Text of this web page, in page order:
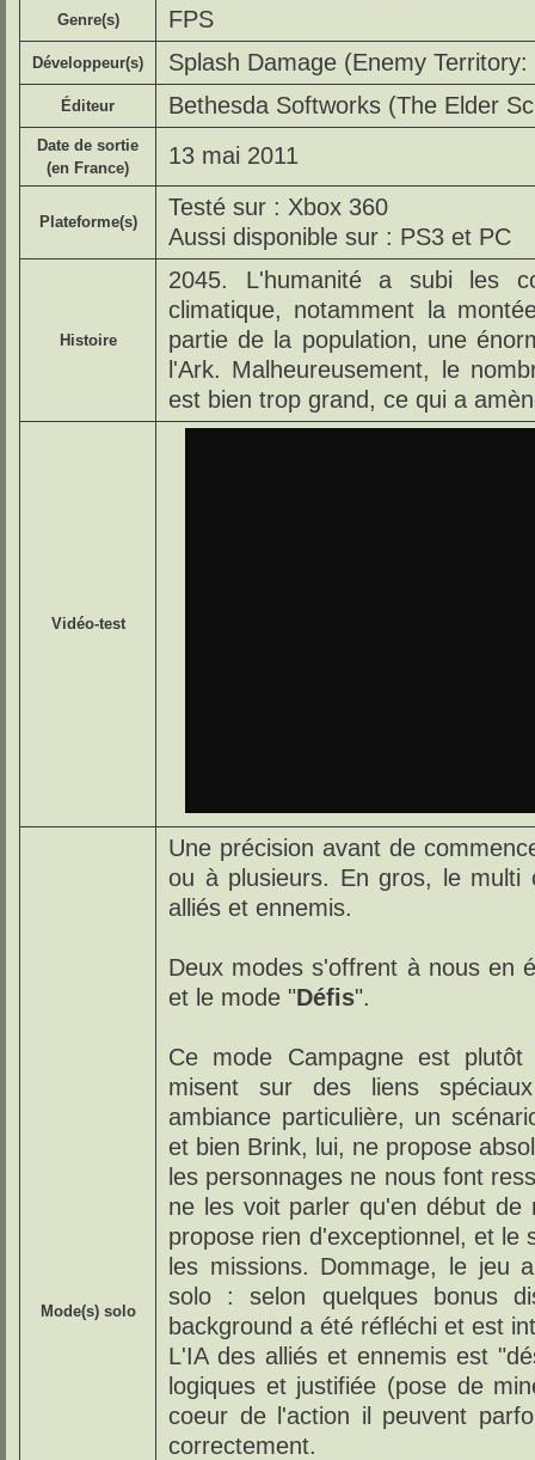
Genre(s) FPS
Développeur(s) Splash Damage (Enemy
Éditeur Bethesda Softworks (The Elder
Date de sortie
(en France)
13 mai 2011
Plateforme(s)
Testé sur : Xbox 360
Aussi disponible sur : PS3 et PC
Histoire
2045. L'humanité a subi les
climatique, notamment la
partie de la population, une
l'Ark. Malheureusement, le
est bien trop grand, ce qui a
Vidéo-test
Mode(s) solo
Une précision avant de
ou à plusieurs. En gros, le multi
alliés et ennemis.
Deux modes s'offrent à nous en
et le mode "Défis".
Ce mode Campagne est
misent sur des liens
ambiance particulière, un
et bien Brink, lui, ne propose
les personnages ne nous font
ne les voit parler qu'en début de
propose rien d'exceptionnel, et le
les missions. Dommage, le jeu
solo : selon quelques bonus
background a été réfléchi et est
L'IA des alliés et ennemis est
logiques et justifiée (pose de
coeur de l'action il peuvent
correctement.